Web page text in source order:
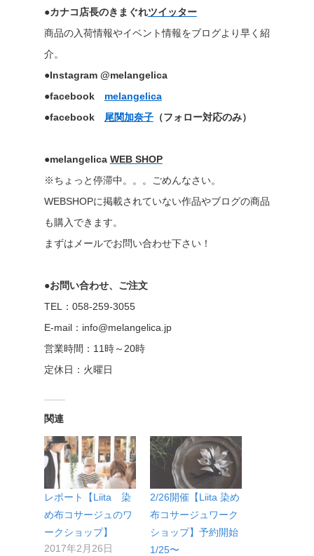
●カナコ店長のきまぐれツイッター
商品の入荷情報やイベント情報をブログより早く紹
介。
●Instagram @melangelica
●facebook melangelica
●facebook 尾関加奈子（フォロー対応のみ）
●melangelica WEB SHOP
※ちょっと停滞中。。。ごめんなさい。
WEBSHOPに掲載されていない作品やブログの商品
も購入できます。
まずはメールでお問い合わせ下さい！
●お問い合わせ、ご注文
TEL：058-259-3055
E-mail：info@melangelica.jp
営業時間：11時～20時
定休日：火曜日
関連
レポート【Liita 染
め布コサージュのワ
ークショップ】
2017年2月26日
2/26開催【Liita 染め
布コサージュワーク
ショップ】予約開始
1/25〜